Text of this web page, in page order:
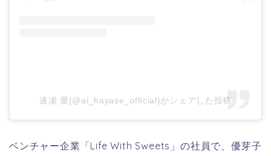
速瀬 愛(@ai_hayase_official)がシェアした投稿
ベンチャー企業「Life With Sweets」の社員で、優芽子